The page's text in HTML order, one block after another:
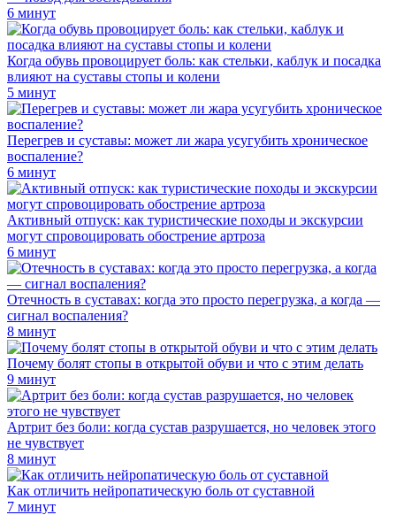
6 минут
Когда обувь провоцирует боль: как стельки, каблук и посадка
влияют на суставы стопы и колени
5 минут
Перегрев и суставы: может ли жара усугубить хроническое
воспаление?
6 минут
Активный отпуск: как туристические походы и экскурсии
могут спровоцировать обострение артроза
6 минут
Отечность в суставах: когда это просто перегрузка, а когда —
сигнал воспаления?
8 минут
Почему болят стопы в открытой обуви и что с этим делать
9 минут
Артрит без боли: когда сустав разрушается, но человек этого
не чувствует
8 минут
Как отличить нейропатическую боль от суставной
7 минут